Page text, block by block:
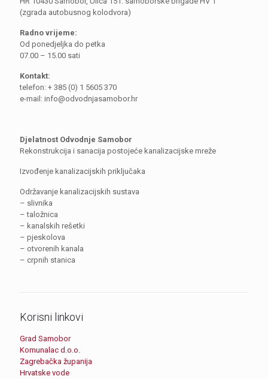
(zgrada autobusnog kolodvora)
Radno vrijeme:
Od ponedjeljka do petka
07.00 – 15.00 sati
Kontakt:
telefon: + 385 (0) 1 5605 370
e-mail: info@odvodnjasamobor.hr
Djelatnost Odvodnje Samobor
Rekonstrukcija i sanacija postojeće kanalizacijske mreže
Izvođenje kanalizacijskih priključaka
Održavanje kanalizacijskih sustava
– slivnika
– taložnica
– kanalskih rešetki
– pjeskolova
– otvorenih kanala
– crpnih stanica
Korisni linkovi
Grad Samobor
Komunalac d.o.o.
Zagrebačka županija
Hrvatske vode